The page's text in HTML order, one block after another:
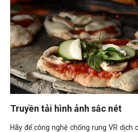
Truyền tải hình ảnh sắc nét
Hãy để công nghệ chống rung VR dịch